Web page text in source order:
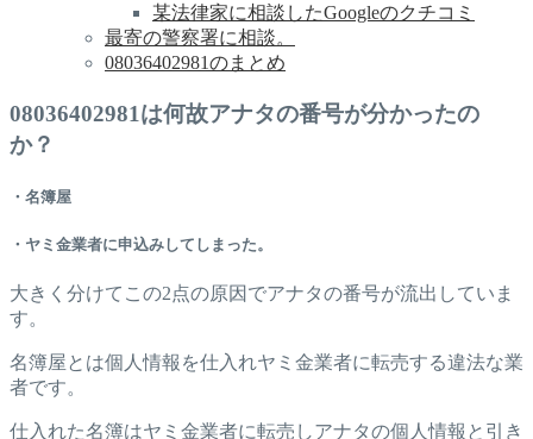
某法律家に相談したGoogleのクチコミ
最寄の警察署に相談。
08036402981のまとめ
08036402981は何故アナタの番号が分かったの
か？
・名簿屋
・ヤミ金業者に申込みしてしまった。
大きく分けてこの2点の原因でアナタの番号が流出していま
す。
名簿屋とは個人情報を仕入れヤミ金業者に転売する違法な業
者です。
仕入れた名簿はヤミ金業者に転売しアナタの個人情報と引き